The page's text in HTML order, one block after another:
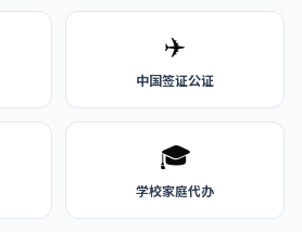
✈️
中国签证公证
🎓
学校家庭代办